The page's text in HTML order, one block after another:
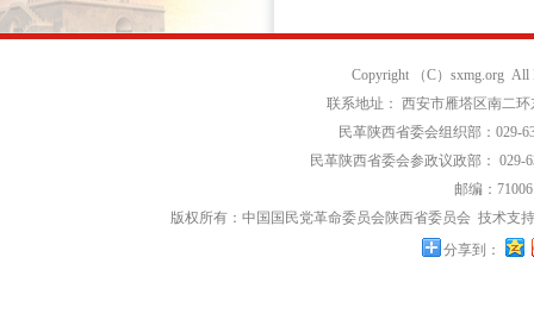
Copyright （C）sxmg.org All
联系地址： 西安市雁塔区南二
民革陕西省委会组织部：029-
民革陕西省委会参政议政部： 029-
邮编：
版权所有：中国国民党革命委员会陕西省委员会 技术支
分享到：